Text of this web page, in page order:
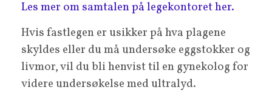
Les mer om samtalen på legekontoret her.
Hvis fastlegen er usikker på hva plagene
skyldes eller du må undersøke eggstokker og
livmor, vil du bli henvist til en gynekolog for
videre undersøkelse med ultralyd.